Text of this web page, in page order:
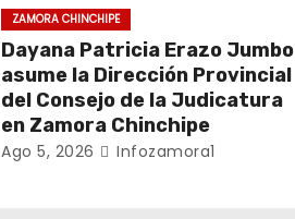
ZAMORA CHINCHIPE
Dayana Patricia Erazo Jumbo
asume la Dirección Provincial
del Consejo de la Judicatura
en Zamora Chinchipe
Ago 5, 2026 Infozamora1